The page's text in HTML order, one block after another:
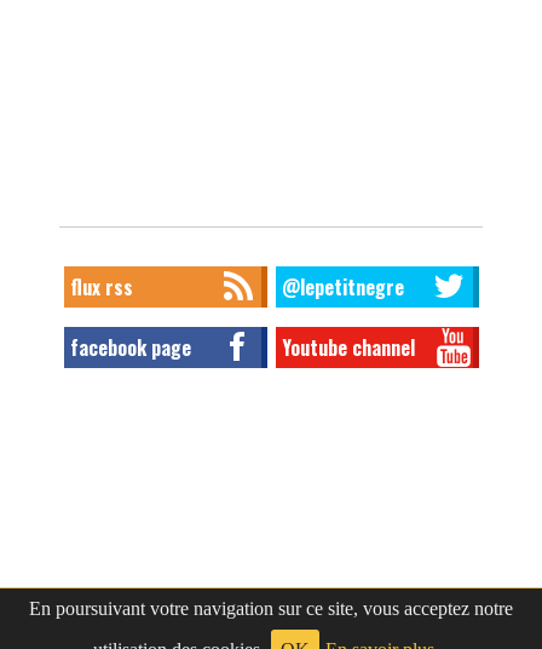
En poursuivant votre navigation sur ce site, vous acceptez notre
flux rss @lepetitnegre
facebook page Youtube channel